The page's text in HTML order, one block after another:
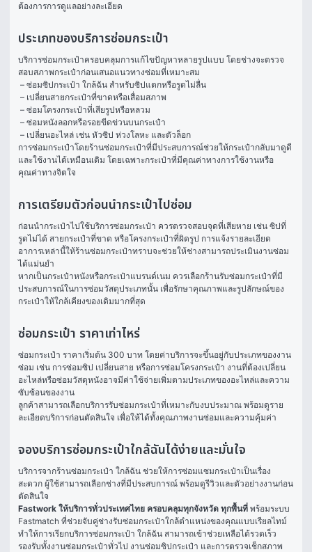
ต้องการการดูแลอย่างละเอียด
ประเภทของบริการซ่อมกระเป๋า
บริการซ่อมกระเป๋าครอบคลุมการแก้ไขปัญหาหลายรูปแบบ โดยช่างจะตรวจ
สอบสภาพกระเป๋าก่อนเสนอแนวทางซ่อมที่เหมาะสม
– ซ่อมซิปกระเป๋า ใกล้ฉัน สำหรับซิปแตกหรือรูดไม่ลื่น
– เปลี่ยนสายกระเป๋าที่ขาดหรือเสื่อมสภาพ
– ซ่อมโครงกระเป๋าที่เสียรูปหรือหลวม
– ซ่อมหนังลอกหรือรอยขีดข่วนบนกระเป๋า
– เปลี่ยนอะไหล่ เช่น หัวซิป ห่วงโลหะ และตัวล็อก
การซ่อมกระเป๋าโดยร้านซ่อมกระเป๋าที่มีประสบการณ์ช่วยให้กระเป๋ากลับมาดูดี
และใช้งานได้เหมือนเดิม โดยเฉพาะกระเป๋าที่มีคุณค่าทางการใช้งานหรือ
คุณค่าทางจิตใจ
การเตรียมตัวก่อนนำกระเป๋าไปซ่อม
ก่อนนำกระเป๋าไปใช้บริการซ่อมกระเป๋า ควรตรวจสอบจุดที่เสียหาย เช่น ซิปที่
รูดไม่ได้ สายกระเป๋าที่ขาด หรือโครงกระเป๋าที่ผิดรูป การแจ้งรายละเอียด
อาการเหล่านี้ให้ร้านซ่อมกระเป๋าทราบจะช่วยให้ช่างสามารถประเมินงานซ่อม
ได้แม่นยำ
หากเป็นกระเป๋าหนังหรือกระเป๋าแบรนด์เนม ควรเลือกร้านรับซ่อมกระเป๋าที่มี
ประสบการณ์ในการซ่อมวัสดุประเภทนั้น เพื่อรักษาคุณภาพและรูปลักษณ์ของ
กระเป๋าให้ใกล้เคียงของเดิมมากที่สุด
ซ่อมกระเป๋า ราคาเท่าไหร่
ซ่อมกระเป๋า ราคาเริ่มต้น 300 บาท โดยค่าบริการจะขึ้นอยู่กับประเภทของงาน
ซ่อม เช่น การซ่อมซิป เปลี่ยนสาย หรือการซ่อมโครงกระเป๋า งานที่ต้องเปลี่ยน
อะไหล่หรือซ่อมวัสดุหนังอาจมีค่าใช้จ่ายเพิ่มตามประเภทของอะไหล่และความ
ซับซ้อนของงาน
ลูกค้าสามารถเลือกบริการรับซ่อมกระเป๋าที่เหมาะกับงบประมาณ พร้อมดูราย
ละเอียดบริการก่อนตัดสินใจ เพื่อให้ได้ทั้งคุณภาพงานซ่อมและความคุ้มค่า
จองบริการซ่อมกระเป๋าใกล้ฉันได้ง่ายและมั่นใจ
บริการจากร้านซ่อมกระเป๋า ใกล้ฉัน ช่วยให้การซ่อมแซมกระเป๋าเป็นเรื่อง
สะดวก ผู้ใช้สามารถเลือกช่างที่มีประสบการณ์ พร้อมดูรีวิวและตัวอย่างงานก่อน
ตัดสินใจ
Fastwork ให้บริการทั่วประเทศไทย ครอบคลุมทุกจังหวัด ทุกพื้นที่ พร้อมระบบ
Fastmatch ที่ช่วยจับคู่ช่างรับซ่อมกระเป๋าใกล้ตำแหน่งของคุณแบบเรียลไทม์
ทำให้การเรียกบริการซ่อมกระเป๋า ใกล้ฉัน สามารถเข้าช่วยเหลือได้รวดเร็ว
รองรับทั้งงานซ่อมกระเป๋าทั่วไป งานซ่อมซิปกระเป๋า และการตรวจเช็กสภาพ